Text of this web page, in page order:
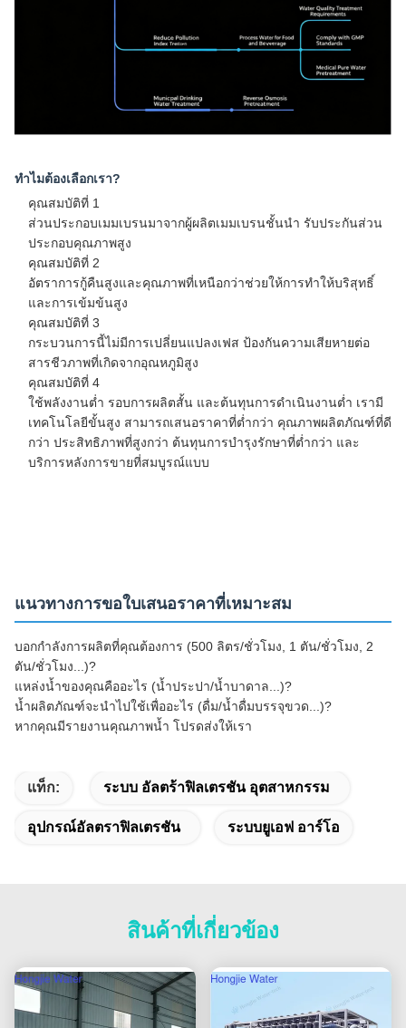
ทำไมต้องเลือกเรา?
คุณสมบัติที่ 1
ส่วนประกอบเมมเบรนมาจากผู้ผลิตเมมเบรนชั้นนำ รับประกันส่วน
ประกอบคุณภาพสูง
คุณสมบัติที่ 2
อัตราการกู้คืนสูงและคุณภาพที่เหนือกว่าช่วยให้การทำให้บริสุทธิ์
และการเข้มข้นสูง
คุณสมบัติที่ 3
กระบวนการนี้ไม่มีการเปลี่ยนแปลงเฟส ป้องกันความเสียหายต่อ
สารชีวภาพที่เกิดจากอุณหภูมิสูง
คุณสมบัติที่ 4
ใช้พลังงานต่ำ รอบการผลิตสั้น และต้นทุนการดำเนินงานต่ำ เรามี
เทคโนโลยีขั้นสูง สามารถเสนอราคาที่ต่ำกว่า คุณภาพผลิตภัณฑ์ที่ดี
กว่า ประสิทธิภาพที่สูงกว่า ต้นทุนการบำรุงรักษาที่ต่ำกว่า และ
บริการหลังการขายที่สมบูรณ์แบบ
แนวทางการขอใบเสนอราคาที่เหมาะสม
บอกกำลังการผลิตที่คุณต้องการ (500 ลิตร/ชั่วโมง, 1 ตัน/ชั่วโมง, 2
ตัน/ชั่วโมง...)?
แหล่งน้ำของคุณคืออะไร (น้ำประปา/น้ำบาดาล...)?
น้ำผลิตภัณฑ์จะนำไปใช้เพื่ออะไร (ดื่ม/น้ำดื่มบรรจุขวด...)?
หากคุณมีรายงานคุณภาพน้ำ โปรดส่งให้เรา
แท็ก: ระบบ อัลตร้าฟิลเตรชัน อุตสาหกรรม
อุปกรณ์อัลตราฟิลเตรชัน ระบบยูเอฟ อาร์โอ
สินค้าที่เกี่ยวข้อง